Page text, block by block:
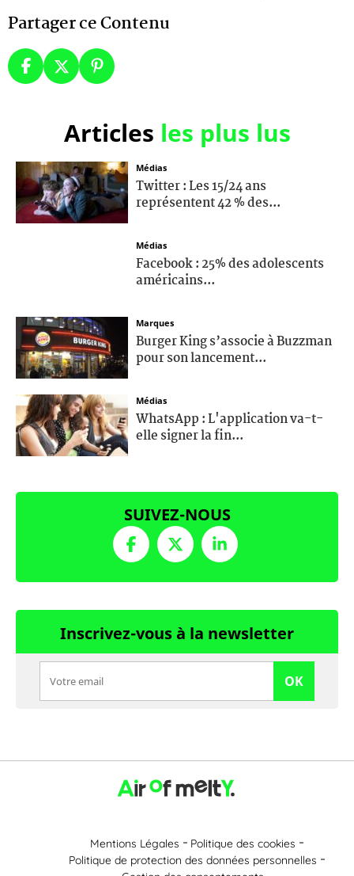
Partager ce Contenu
Articles les plus lus
Médias
Twitter : Les 15/24 ans
représentent 42 % des...
Médias
Facebook : 25% des adolescents
américains...
Marques
Burger King s’associe à Buzzman
pour son lancement...
Médias
WhatsApp : L'application va-t-
elle signer la fin...
SUIVEZ-NOUS
Inscrivez-vous à la newsletter
OK
Mentions Légales
Politique des cookies
Politique de protection des données personnelles